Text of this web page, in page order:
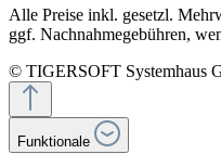
Alle Preise inkl. gesetzl.
ggf. Nachnahmegebühren,
© TIGERSOFT Systemhaus
Funktionale